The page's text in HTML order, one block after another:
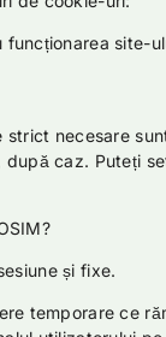
site-
strict necesare
caz. Puteți
și fixe.
temporare ce